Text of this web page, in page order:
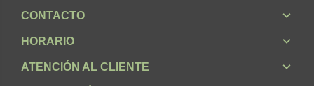
CONTACTO
HORARIO
ATENCIÓN AL CLIENTE